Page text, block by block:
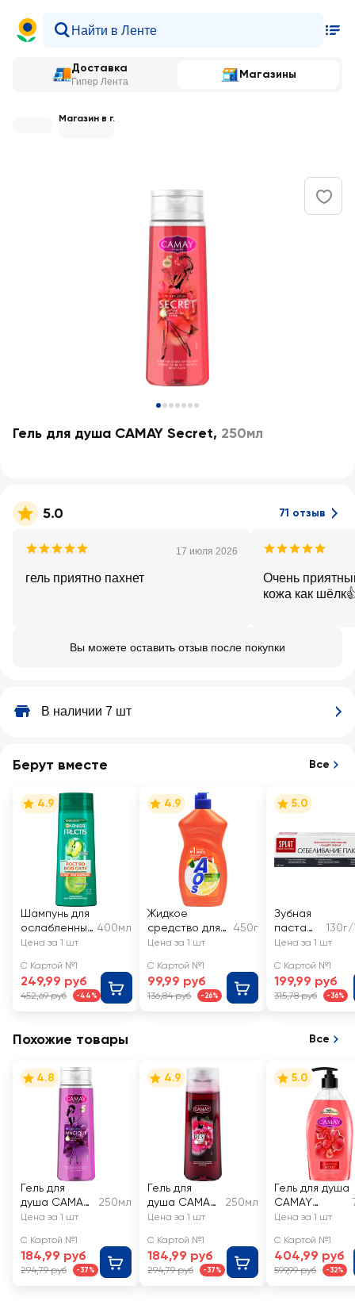
Доставка
Гипер Лента
Магазины
Магазин в г.
Гель для душа CAMAY Secret, 250мл
5.0 71 отзыв
17 июля 2026
гель приятно пахнет
Очень
кожа как
Вы можете оставить отзыв после покупки
В наличии 7 шт
Берут вместе Все
4.9
Шампунь для
ослабленных
волос
выпадению
FRUCTIS Рост
во всю силу,
400мл
Цена за 1 шт
С Картой №1
249,99 руб
452,69 руб -44%
4.9
Жидкое
средство для
мытья посуды
450г
Цена за 1 шт
С Картой №1
99,99 руб
136,84 руб -26%
5.0
Зубная
паста
SPLAT
ание
профес
сиональ
Цена за 1 шт
С Картой №1
199,99 руб
315,78 руб -36%
Похожие товары Все
4.8
Гель для
душа CAMAY
Магическое
ароматом
черной
орхидеи
250мл
Цена за 1 шт
С Картой №1
184,99 руб
294,79 руб -37%
4.9
Гель для
душа CAMAY
Desir
ое
очарование
250мл
Цена за 1 шт
С Картой №1
184,99 руб
294,79 руб -37%
5.0
Гель для душа
CAMAY
Secret
блаженство
Цена за 1 шт
С Картой №1
404,99 руб
599,99 руб -32%